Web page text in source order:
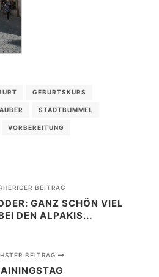
GEBURTSKURS
STADTBUMMEL
VORBEREITUNG
BEITRAG
GANZ SCHÖN VIEL
DEN ALPAKIS...
BEITRAG